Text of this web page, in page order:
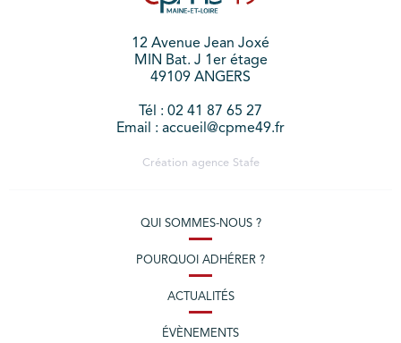
12 Avenue Jean Joxé
MIN Bat. J 1er étage
49109 ANGERS
Tél : 02 41 87 65 27
Email : accueil@cpme49.fr
Création agence Stafe
QUI SOMMES-NOUS ?
POURQUOI ADHÉRER ?
ACTUALITÉS
ÉVÈNEMENTS